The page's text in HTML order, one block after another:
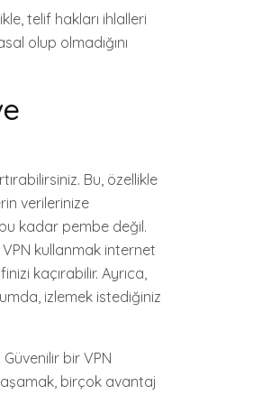
telif hakları ihlalleri
olup olmadığını
Bu, özellikle
verilerinize
kadar pembe değil.
kullanmak internet
kaçırabilir. Ayrıca,
izlemek istediğiniz
bir VPN
birçok avantaj